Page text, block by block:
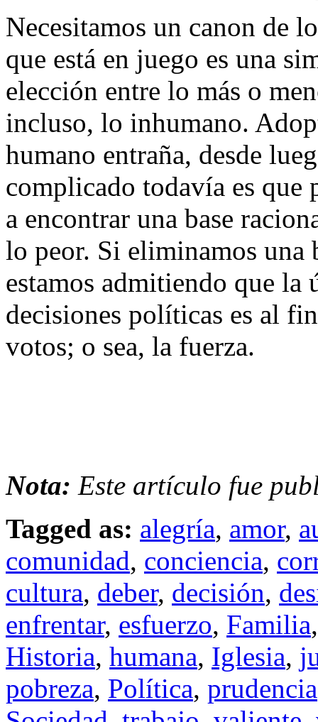
Necesitamos un canon de
que está en juego es una
elección entre lo más o
incluso, lo inhumano.
humano entraña, desde
complicado todavía es
a encontrar una base
lo peor. Si eliminamos una
estamos admitiendo que
decisiones políticas es al
votos; o sea, la fuerza.
Nota: Este artículo fue
Tagged as: alegría, amor,
comunidad, conciencia,
cultura, deber, decisión,
enfrentar, esfuerzo, Familia
Historia, humana, Iglesia,
pobreza, Política, prudencia